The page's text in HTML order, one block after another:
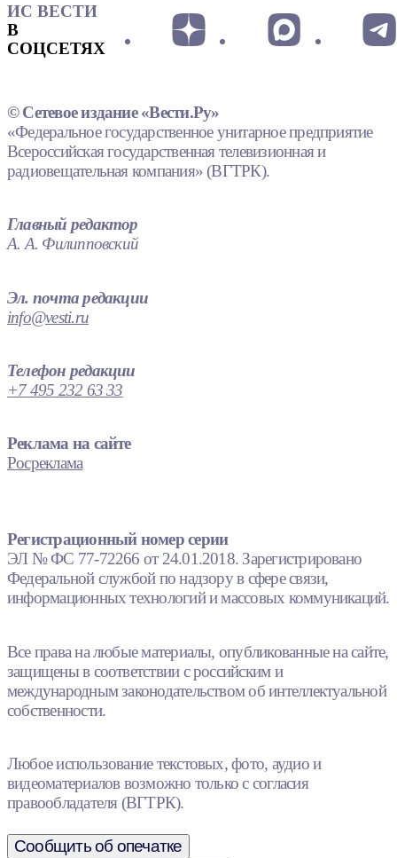
ИС ВЕСТИ
В
СОЦСЕТЯХ
© Сетевое издание «Вести.Ру»
«Федеральное государственное унитарное предприятие
Всероссийская государственная телевизионная и
радиовещательная компания» (ВГТРК).
Главный редактор
А. А. Филипповский
Эл. почта редакции
info@vesti.ru
Телефон редакции
+7 495 232 63 33
Реклама на сайте
Росреклама
Регистрационный номер серии
ЭЛ № ФС 77-72266 от 24.01.2018. Зарегистрировано
Федеральной службой по надзору в сфере связи,
информационных технологий и массовых коммуникаций.
Все права на любые материалы, опубликованные на сайте,
защищены в соответствии с российским и
международным законодательством об интеллектуальной
собственности.
Любое использование текстовых, фото, аудио и
видеоматериалов возможно только с согласия
правообладателя (ВГТРК).
Сообщить об опечатке